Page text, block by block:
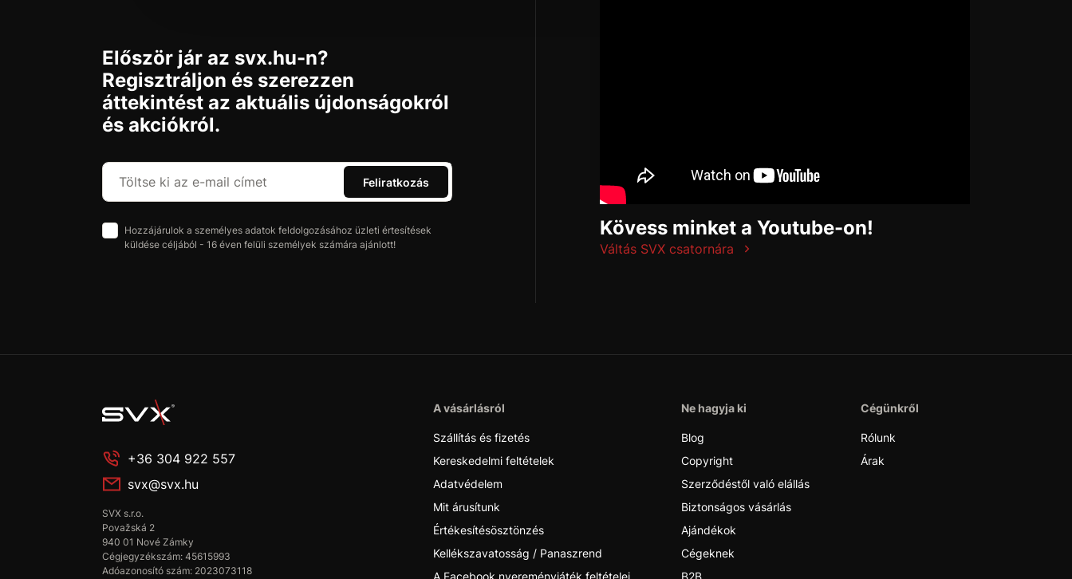
Először jár az svx.hu-n?
Regisztráljon és szerezzen
áttekintést az aktuális újdonságokról
és akciókról.
Feliratkozás
Hozzájárulok a személyes adatok feldolgozásához üzleti értesítések
küldése céljából - 16 éven felüli személyek számára ajánlott!
Kövess minket a Youtube-on!
Váltás SVX csatornára
+36 304 922 557
svx@svx.hu
SVX s.r.o.
Považská 2
940 01 Nové Zámky
Cégjegyzékszám: 45615993
Adóazonosító szám: 2023073118
A vásárlásról
Szállítás és fizetés
Kereskedelmi feltételek
Adatvédelem
Mit árusítunk
Értékesítésösztönzés
Kellékszavatosság / Panaszrend
A Facebook nyereményjáték feltételei
Ne hagyja ki
Blog
Copyright
Szerződéstől való elállás
Biztonságos vásárlás
Ajándékok
Cégeknek
B2B
Cégünkről
Rólunk
Árak